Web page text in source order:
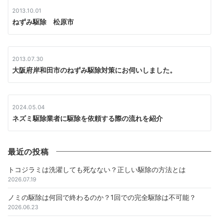
2013.10.01
ねずみ駆除 松原市
2013.07.30
大阪府岸和田市のねずみ駆除対策にお伺いしました。
2024.05.04
ネズミ駆除業者に駆除を依頼する際の流れを紹介
最近の投稿
トコジラミは洗濯しても死なない？正しい駆除の方法とは
2026.07.19
ノミの駆除は何回で終わるのか？1回での完全駆除は不可能？
2026.06.23